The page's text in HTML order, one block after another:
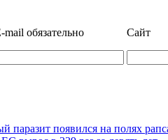
mail обязательно Сайт
появился на полях